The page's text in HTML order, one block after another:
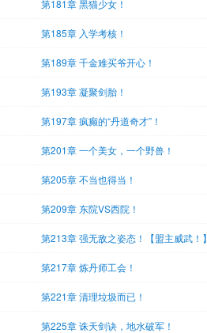
第181章 黑猫少女！
第185章 入学考核！
第189章 千金难买爷开心！
第193章 凝聚剑胎！
第197章 疯癫的“丹道奇才”！
第201章 一个美女，一个野兽！
第205章 不当也得当！
第209章 东院VS西院！
第213章 强无敌之姿态！【盟主威武！】
第217章 炼丹师工会！
第221章 清理垃圾而已！
第225章 诛天剑诀，地水破军！